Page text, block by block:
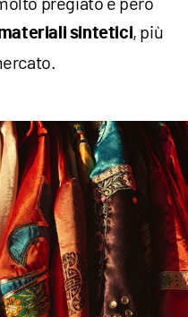
sintetici, più